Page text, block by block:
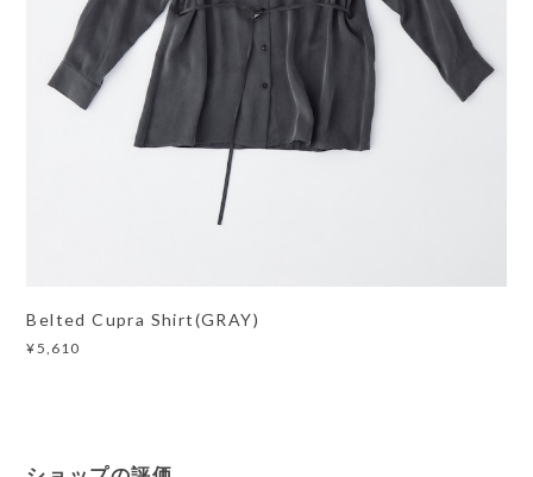
Belted Cupra Shirt(GRAY)
¥5,610